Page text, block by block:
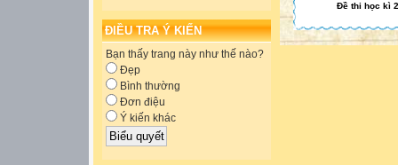
ĐIỀU TRA Ý KIẾN
Bạn thấy trang này như thế nào?
Đẹp
Bình thường
Đơn điệu
Ý kiến khác
Đề thi học kì 2